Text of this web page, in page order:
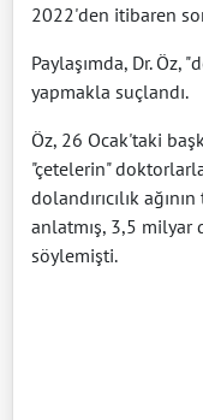
2022'den itibaren
Paylaşımda, Dr. Öz,
yapmakla suçlandı.
Öz, 26 Ocak'taki
"çetelerin"
dolandırıcılık
anlatmış, 3,5 milyar
söylemişti.